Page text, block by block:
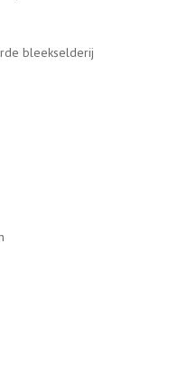
bleekselderij